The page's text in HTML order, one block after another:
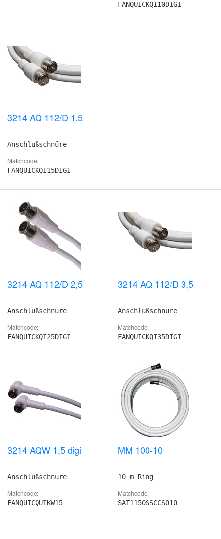
FANQUICKQI10DIGI
3214 AQ 112/D 1.5
Anschlußschnüre
Matchcode:
FANQUICKQI15DIGI
3214 AQ 112/D 2,5
Anschlußschnüre
Matchcode:
FANQUICKQI25DIGI
3214 AQ 112/D 3,5
Anschlußschnüre
Matchcode:
FANQUICKQI35DIGI
3214 AQW 1,5 digi
Anschlußschnüre
Matchcode:
FANQUICQUIKW15
MM 100-10
10 m Ring
Matchcode:
SAT1150SSCCS010